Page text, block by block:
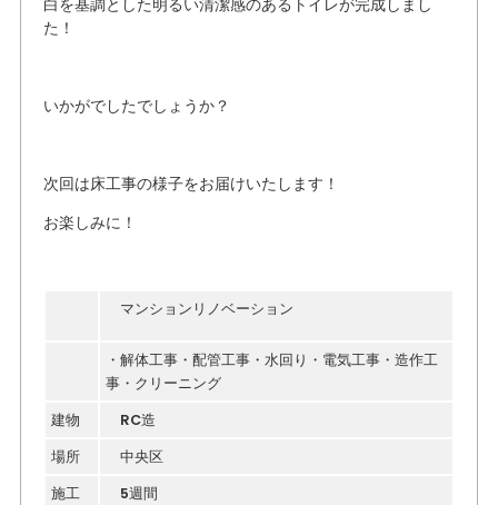
た！
いかがでしたでしょうか？
次回は床工事の様子をお届けいたします！
お楽しみに！
マンションリノベーション
・解体工事・配管工事・水回り・電気工事・造作工
事・クリーニング
建物
RC造
場所
中央区
施工
5週間